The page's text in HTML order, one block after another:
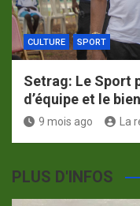
CULTURE SPORT
Setrag: Le Sport
d’équipe et le
9 mois ago La
PLUS D'INFOS